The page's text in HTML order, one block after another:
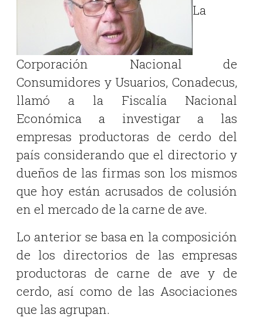
La
Corporación Nacional de
Consumidores y Usuarios, Conadecus,
llamó a la Fiscalía Nacional
Económica a investigar a las
empresas productoras de cerdo del
país considerando que el directorio y
dueños de las firmas son los mismos
que hoy están acrusados de colusión
en el mercado de la carne de ave.
Lo anterior se basa en la composición
de los directorios de las empresas
productoras de carne de ave y de
cerdo, así como de las Asociaciones
que las agrupan.